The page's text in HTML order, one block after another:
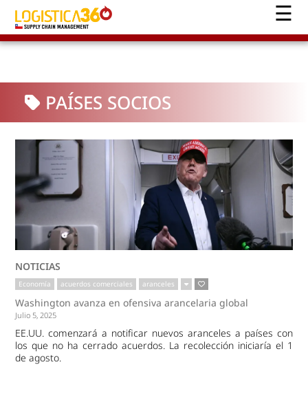
PAÍSES SOCIOS
NOTICIAS
Economía acuerdos comerciales aranceles
Washington avanza en ofensiva arancelaria global
Julio 5, 2025
EE.UU. comenzará a notificar nuevos aranceles a países con
los que no ha cerrado acuerdos. La recolección iniciaría el 1
de agosto.